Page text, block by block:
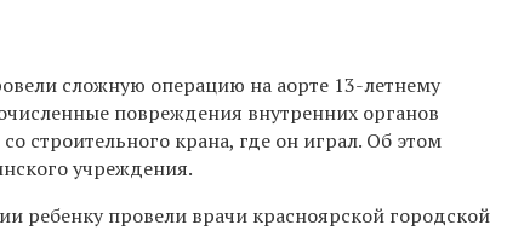
сложную операцию на аорте 13-летнему
повреждения внутренних органов
строительного крана, где он играл. Об этом
учреждения.
ребенку провели врачи красноярской городской